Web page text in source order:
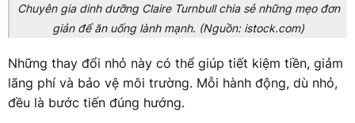
Chuyên gia dinh dưỡng Claire Turnbull chia sẻ những mẹo đơn
giản để ăn uống lành mạnh. (Nguồn: istock.com)
Những thay đổi nhỏ này có thể giúp tiết kiệm tiền, giảm
lãng phí và bảo vệ môi trường. Mỗi hành động, dù nhỏ,
đều là bước tiến đúng hướng.